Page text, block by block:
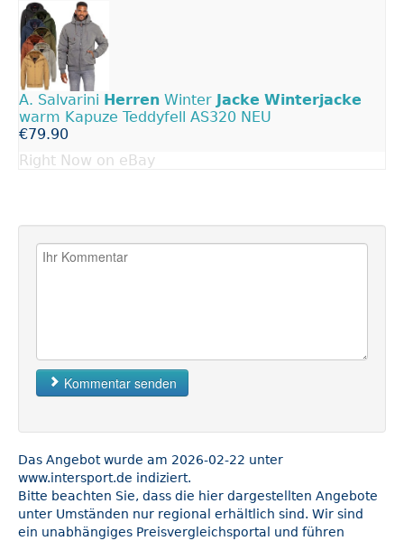
A. Salvarini Herren Winter Jacke Winterjacke
warm Kapuze Teddyfell AS320 NEU
€79.90
Right Now on eBay
Kommentar senden
Das Angebot wurde am 2026-02-22 unter
www.intersport.de indiziert.
Bitte beachten Sie, dass die hier dargestellten Angebote
unter Umständen nur regional erhältlich sind. Wir sind
ein unabhängiges Preisvergleichsportal und führen